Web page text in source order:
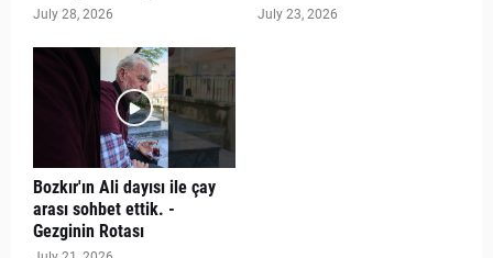
July 28, 2026 July 23, 2026
Bozkır'ın Ali dayısı ile çay
arası sohbet ettik. -
Gezginin Rotası